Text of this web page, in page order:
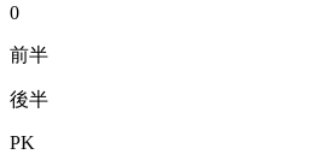
0
前半
後半
PK